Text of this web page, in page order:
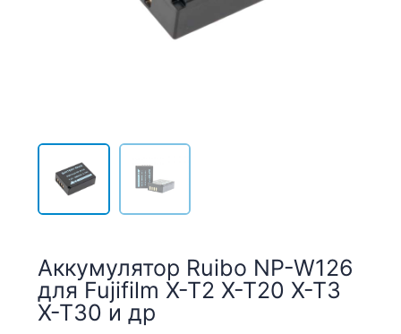
Аккумулятор Ruibo NP-W126
для Fujifilm X-T2 X-T20 X-T3
X-T30 и др